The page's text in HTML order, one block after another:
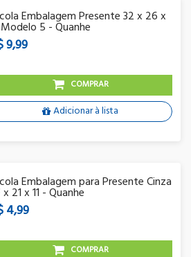
Embalagem Presente 32 x 26 x
5 - Quanhe
9,99
COMPRAR
Adicionar à lista
Embalagem para Presente Cinza
21 x 11 - Quanhe
4,99
COMPRAR